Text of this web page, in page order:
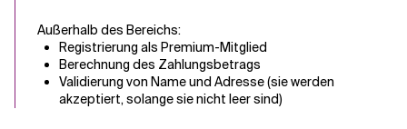
Außerhalb des Bereichs:
Registrierung als Premium-Mitglied
Berechnung des Zahlungsbetrags
Validierung von Name und Adresse (sie werden
akzeptiert, solange sie nicht leer sind)